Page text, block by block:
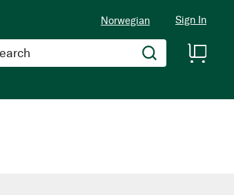
Norwegian Sign In